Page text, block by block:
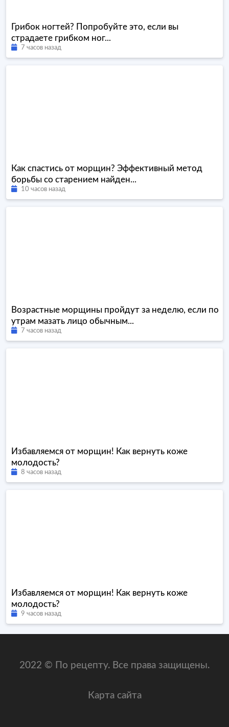
Грибок ногтей? Попробуйте это, если вы
страдаете грибком ног...
7 часов назад
Как спастись от морщин? Эффективный метод
борьбы со старением найден...
10 часов назад
Возрастные морщины пройдут за неделю, если по
утрам мазать лицо обычным...
7 часов назад
Избавляемся от морщин! Как вернуть коже
молодость?
8 часов назад
Избавляемся от морщин! Как вернуть коже
молодость?
9 часов назад
2022 © По рецепту. Все права защищены.
Карта сайта